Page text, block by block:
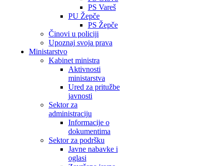
PS Vareš
PU Žepče
PS Žepče
Činovi u policiji
Upoznaj svoja prava
Ministarstvo
Kabinet ministra
Aktivnosti
ministarstva
Ured za pritužbe
javnosti
Sektor za
administraciju
Informacije o
dokumentima
Sektor za podršku
Javne nabavke i
oglasi